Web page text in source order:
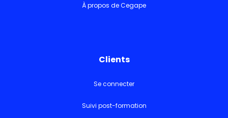
À propos de Cegape
Clients
Se connecter
Suivi post-formation